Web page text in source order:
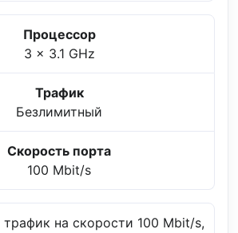
Процессор
3 x 3.1 GHz
Трафик
Безлимитный
Скорость порта
100 Mbit/s
на скорости 100 Mbit/s,